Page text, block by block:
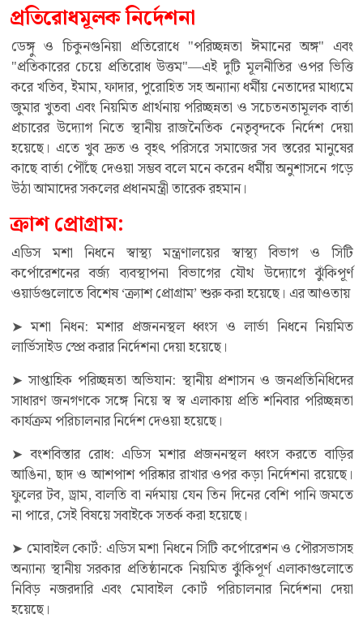
প্রতিরোধমূলক নির্দেশনা
ডেঙ্গু ও চিকুনগুনিয়া প্রতিরোধে "পরিচ্ছন্নতা ঈমানের অঙ্গ" এবং
"প্রতিকারের চেয়ে প্রতিরোধ উত্তম"—এই দুটি মূলনীতির ওপর ভিত্তি
করে খতিব, ইমাম, ফাদার, পুরোহিত সহ অন্যান্য ধর্মীয় নেতাদের মাধ্যমে
জুমার খুতবা এবং নিয়মিত প্রার্থনায় পরিচ্ছন্নতা ও সচেতনতামূলক বার্তা
প্রচারের উদ্যোগ নিতে স্থানীয় রাজনৈতিক নেতৃবৃন্দকে নির্দেশ দেয়া
হয়েছে। এতে খুব দ্রুত ও বৃহৎ পরিসরে সমাজের সব স্তরের মানুষের
কাছে বার্তা পৌঁছে দেওয়া সম্ভব বলে মনে করেন ধর্মীয় অনুশাসনে গড়ে
উঠা আমাদের সকলের প্রধানমন্ত্রী তারেক রহমান।
ক্রাশ প্রোগ্রাম:
এডিস মশা নিধনে স্বাস্থ্য মন্ত্রণালয়ের স্বাস্থ্য বিভাগ ও সিটি
কর্পোরেশনের বর্জ্য ব্যবস্থাপনা বিভাগের যৌথ উদ্যোগে ঝুঁকিপূর্ণ
ওয়ার্ডগুলোতে বিশেষ ‘ক্র্যাশ প্রোগ্রাম’ শুরু করা হয়েছে। এর আওতায়
➤ মশা নিধন: মশার প্রজননস্থল ধ্বংস ও লার্ভা নিধনে নিয়মিত
লার্ভিসাইড স্প্রে করার নির্দেশনা দেয়া হয়েছে।
➤ সাপ্তাহিক পরিচ্ছন্নতা অভিযান: স্থানীয় প্রশাসন ও জনপ্রতিনিধিদের
সাধারণ জনগণকে সঙ্গে নিয়ে স্ব স্ব এলাকায় প্রতি শনিবার পরিচ্ছন্নতা
কার্যক্রম পরিচালনার নির্দেশ দেওয়া হয়েছে।
➤ বংশবিস্তার রোধ: এডিস মশার প্রজননস্থল ধ্বংস করতে বাড়ির
আঙিনা, ছাদ ও আশপাশ পরিষ্কার রাখার ওপর কড়া নির্দেশনা রয়েছে।
ফুলের টব, ড্রাম, বালতি বা নর্দমায় যেন তিন দিনের বেশি পানি জমতে
না পারে, সেই বিষয়ে সবাইকে সতর্ক করা হয়েছে।
➤ মোবাইল কোর্ট: এডিস মশা নিধনে সিটি কর্পোরেশন ও পৌরসভাসহ
অন্যান্য স্থানীয় সরকার প্রতিষ্ঠানকে নিয়মিত ঝুঁকিপূর্ণ এলাকাগুলোতে
নিবিড় নজরদারি এবং মোবাইল কোর্ট পরিচালনার নির্দেশনা দেয়া
হয়েছে।